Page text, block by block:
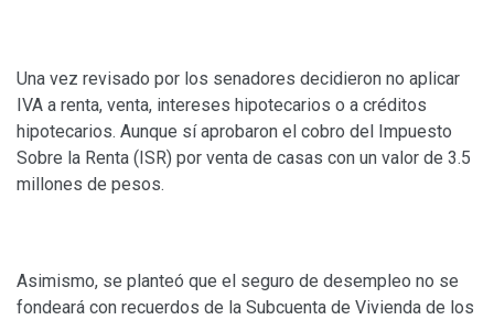
Una vez revisado por los senadores decidieron no aplicar
IVA a renta, venta, intereses hipotecarios o a créditos
hipotecarios. Aunque sí aprobaron el cobro del Impuesto
Sobre la Renta (ISR) por venta de casas con un valor de 3.5
millones de pesos.
Asimismo, se planteó que el seguro de desempleo no se
fondeará con recuerdos de la Subcuenta de Vivienda de los